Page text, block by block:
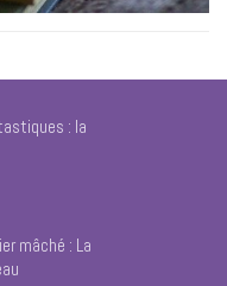
: la
mâché : La